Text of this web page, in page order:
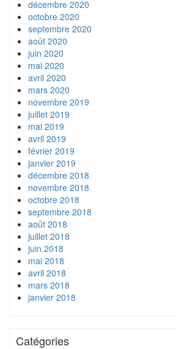
décembre 2020
octobre 2020
septembre 2020
août 2020
juin 2020
mai 2020
avril 2020
mars 2020
novembre 2019
juillet 2019
mai 2019
avril 2019
février 2019
janvier 2019
décembre 2018
novembre 2018
octobre 2018
septembre 2018
août 2018
juillet 2018
juin 2018
mai 2018
avril 2018
mars 2018
janvier 2018
Catégories